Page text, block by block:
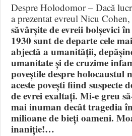
Despre Holodomor – Dacă
a prezentat evreul Nicu
săvârșite de evreii bolșevici
1930 sunt de departe cele
abjectă a umanității,
umanitate și de cruzime
poveștile despre holocaustul
aceste povești fiind suspecte
de evrei exaltați. Mi-e greu
mai inuman decât tragedia
milioane de bieți oameni.
inaniție!…